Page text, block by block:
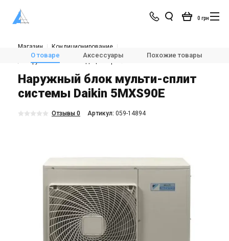
0 грн
Магазин
Кондиционирование
Мультисплит-системы и VRV
🌬Наружные блоки кондиционера
О товаре Аксессуары Похожие товары
Наружный блок мульти-сплит
системы Daikin 5MXS90E
Отзывы 0 Aртикул: 059-14894